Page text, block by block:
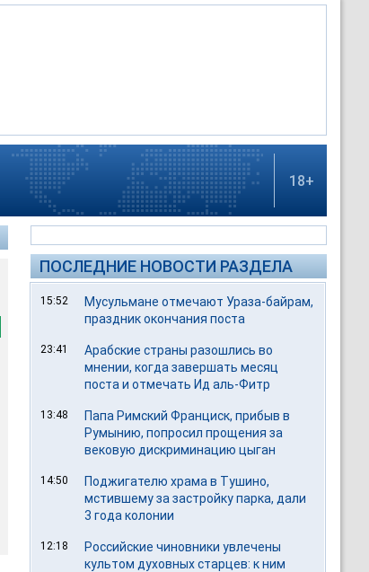
18+
ПОСЛЕДНИЕ НОВОСТИ РАЗДЕЛА
15:52
Мусульмане отмечают Ураза-байрам,
праздник окончания поста
23:41
Арабские страны разошлись во
мнении, когда завершать месяц
поста и отмечать Ид аль-Фитр
13:48
Папа Римский Франциск, прибыв в
Румынию, попросил прощения за
вековую дискриминацию цыган
14:50
Поджигателю храма в Тушино,
мстившему за застройку парка, дали
3 года колонии
12:18
Российские чиновники увлечены
культом духовных старцев: к ним